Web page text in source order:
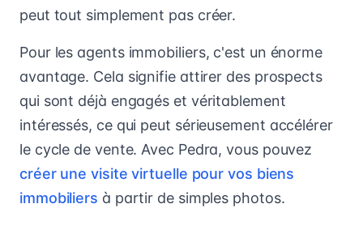
peut tout simplement pas créer.
Pour les agents immobiliers, c'est un énorme
avantage. Cela signifie attirer des prospects
qui sont déjà engagés et véritablement
intéressés, ce qui peut sérieusement accélérer
le cycle de vente. Avec Pedra, vous pouvez
créer une visite virtuelle pour vos biens
immobiliers à partir de simples photos.